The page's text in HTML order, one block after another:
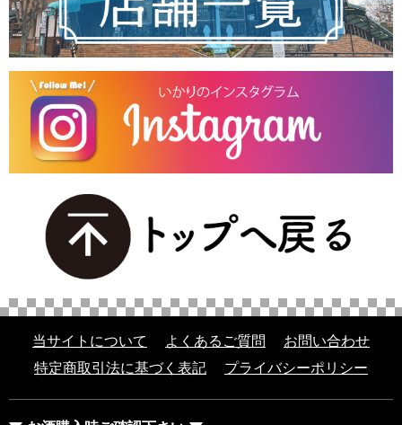
当サイトについて よくあるご質問
お問い合わせ
特定商取引法に基づく表記
プライバシーポリシー